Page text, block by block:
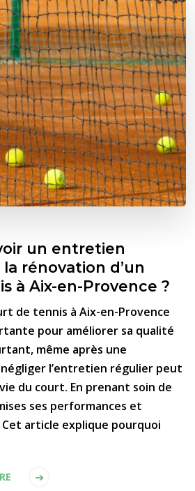
un entretien
rénovation d’un
à Aix-en-Provence ?
de tennis à Aix-en-Provence
pour améliorer sa qualité
même après une
l’entretien régulier peut
du court. En prenant soin de
ses performances et
article explique pourquoi